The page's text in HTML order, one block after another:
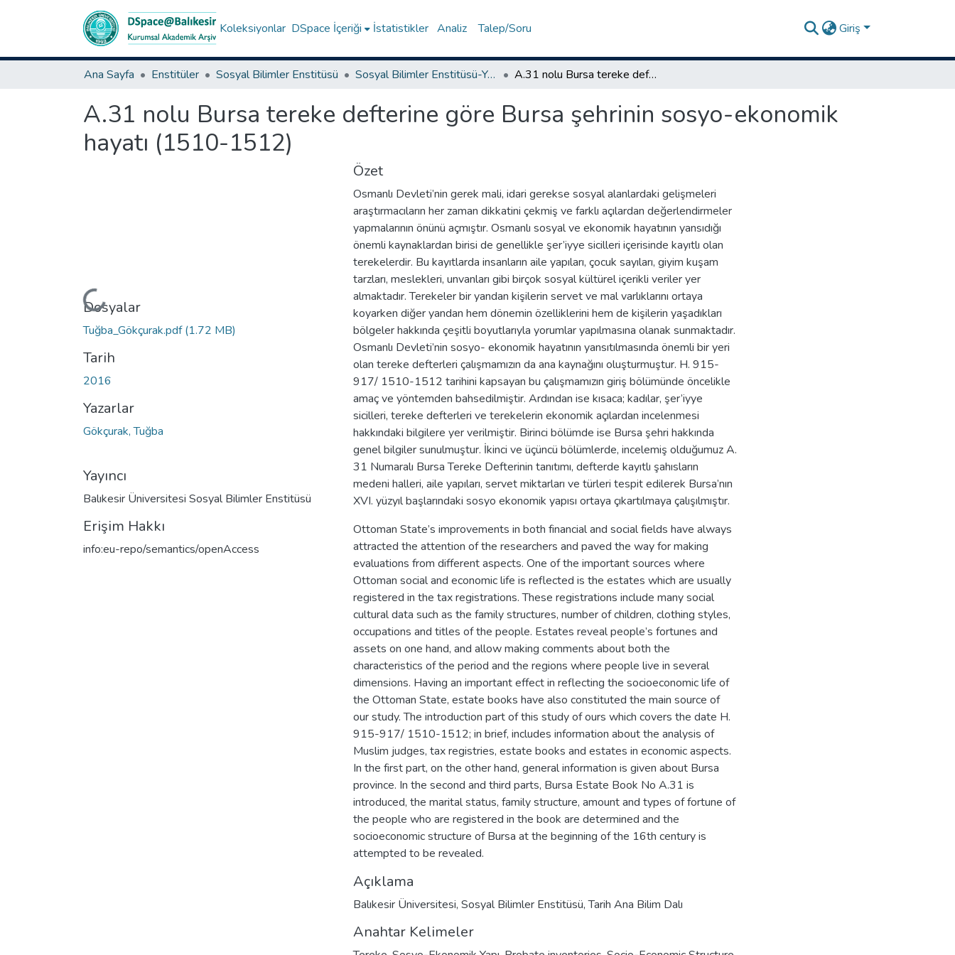
Koleksiyonlar DSpace İçeriği İstatistikler Analiz Talep/Soru Giriş
Ana Sayfa Enstitüler Sosyal Bilimler Enstitüsü Sosyal Bilimler Enstitüsü-Yüksek Lisans Tezleri A.31 nolu Bursa tereke defterine göre Bursa şehrinin sosyo-ekonomik hayatı (1510-1512)
A.31 nolu Bursa tereke defterine göre Bursa şehrinin sosyo-ekonomik
hayatı (1510-1512)
Yükleniyor...
Dosyalar
Tuğba_Gökçurak.pdf(1.72 MB)
Tarih
2016
Yazarlar
Gökçurak, Tuğba
Yayıncı
Balıkesir Üniversitesi Sosyal Bilimler Enstitüsü
Erişim Hakkı
info:eu-repo/semantics/openAccess
Özet
Osmanlı Devleti’nin gerek mali, idari gerekse sosyal alanlardaki gelişmeleri
araştırmacıların her zaman dikkatini çekmiş ve farklı açılardan değerlendirmeler
yapmalarının önünü açmıştır. Osmanlı sosyal ve ekonomik hayatının yansıdığı
önemli kaynaklardan birisi de genellikle şer’iyye sicilleri içerisinde kayıtlı olan
terekelerdir. Bu kayıtlarda insanların aile yapıları, çocuk sayıları, giyim kuşam
tarzları, meslekleri, unvanları gibi birçok sosyal kültürel içerikli veriler yer
almaktadır. Terekeler bir yandan kişilerin servet ve mal varlıklarını ortaya
koyarken diğer yandan hem dönemin özelliklerini hem de kişilerin yaşadıkları
bölgeler hakkında çeşitli boyutlarıyla yorumlar yapılmasına olanak sunmaktadır.
Osmanlı Devleti’nin sosyo- ekonomik hayatının yansıtılmasında önemli bir yeri
olan tereke defterleri çalışmamızın da ana kaynağını oluşturmuştur. H. 915-
917/ 1510-1512 tarihini kapsayan bu çalışmamızın giriş bölümünde öncelikle
amaç ve yöntemden bahsedilmiştir. Ardından ise kısaca; kadılar, şer’iyye
sicilleri, tereke defterleri ve terekelerin ekonomik açılardan incelenmesi
hakkındaki bilgilere yer verilmiştir. Birinci bölümde ise Bursa şehri hakkında
genel bilgiler sunulmuştur. İkinci ve üçüncü bölümlerde, incelemiş olduğumuz A.
31 Numaralı Bursa Tereke Defterinin tanıtımı, defterde kayıtlı şahısların
medeni halleri, aile yapıları, servet miktarları ve türleri tespit edilerek Bursa’nın
XVI. yüzyıl başlarındaki sosyo ekonomik yapısı ortaya çıkartılmaya çalışılmıştır.
Ottoman State’s improvements in both financial and social fields have always
attracted the attention of the researchers and paved the way for making
evaluations from different aspects. One of the important sources where
Ottoman social and economic life is reflected is the estates which are usually
registered in the tax registrations. These registrations include many social
cultural data such as the family structures, number of children, clothing styles,
occupations and titles of the people. Estates reveal people’s fortunes and
assets on one hand, and allow making comments about both the
characteristics of the period and the regions where people live in several
dimensions. Having an important effect in reflecting the socioeconomic life of
the Ottoman State, estate books have also constituted the main source of
our study. The introduction part of this study of ours which covers the date H.
915-917/ 1510-1512; in brief, includes information about the analysis of
Muslim judges, tax registries, estate books and estates in economic aspects.
In the first part, on the other hand, general information is given about Bursa
province. In the second and third parts, Bursa Estate Book No A.31 is
introduced, the marital status, family structure, amount and types of fortune of
the people who are registered in the book are determined and the
socioeconomic structure of Bursa at the beginning of the 16th century is
attempted to be revealed.
Açıklama
Balıkesir Üniversitesi, Sosyal Bilimler Enstitüsü, Tarih Ana Bilim Dalı
Anahtar Kelimeler